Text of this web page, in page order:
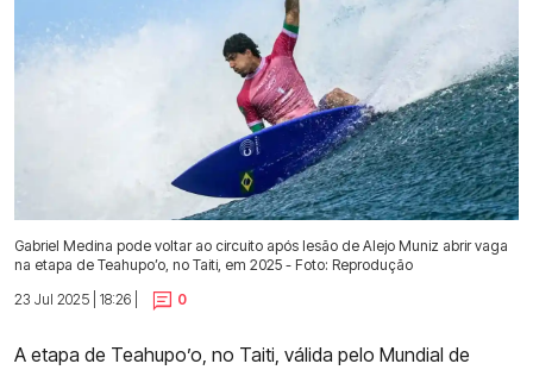
Gabriel Medina pode voltar ao circuito após lesão de Alejo Muniz abrir vaga
na etapa de Teahupo’o, no Taiti, em 2025 - Foto: Reprodução
23 Jul 2025 | 18:26 |
0
A etapa de Teahupo’o, no Taiti, válida pelo Mundial de